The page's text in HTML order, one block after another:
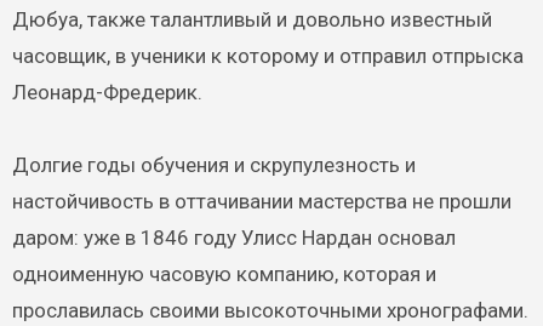
Дюбуа, также талантливый и довольно известный
часовщик, в ученики к которому и отправил отпрыска
Леонард-Фредерик.
Долгие годы обучения и скрупулезность и
настойчивость в оттачивании мастерства не прошли
даром: уже в 1846 году Улисс Нардан основал
одноименную часовую компанию, которая и
прославилась своими высокоточными хронографами.